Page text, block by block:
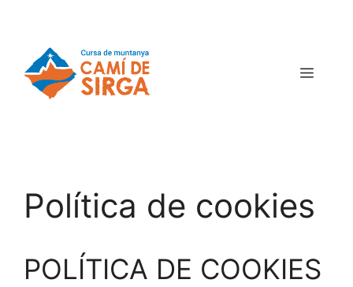
Política de cookies
POLÍTICA DE COOKIES